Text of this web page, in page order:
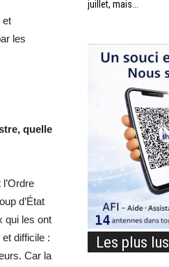
et
les
quelle
d’État
qui les ont
difficile :
Car la
juillet, mais...
Les plus lus